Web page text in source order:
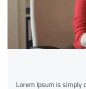
Lorem Ipsum is